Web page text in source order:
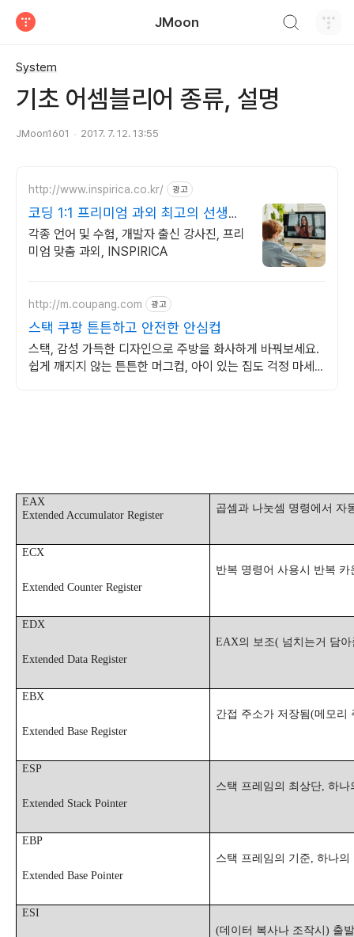
JMoon
System
기초 어셈블리어 종류, 설명
JMoon1601 2017. 7. 12. 13:55
http://www.inspirica.co.kr/ 광고
코딩 1:1 프리미엄 과외 최고의 선생님
들과 함께
각종 언어 및 수험, 개발자 출신 강사진, 프리
미엄 맞춤 과외, INSPIRICA
http://m.coupang.com 광고
스택 쿠팡 튼튼하고 안전한 안심컵
스택, 감성 가득한 디자인으로 주방을 화사하게 바꿔보세요.
쉽게 깨지지 않는 튼튼한 머그컵, 아이 있는 집도 걱정 마세
EAX
Extended Accumulator Register
곱셈과 나눗셈 명령에서 자
ECX
Extended Counter Register
반복 명령어 사용시 반복
EDX
Extended Data Register
EAX의 보조( 넘치는거 담아
EBX
Extended Base Register
간접 주소가 저장됨(메모리
ESP
Extended Stack Pointer
스택 프레임의 최상단, 하나
EBP
Extended Base Pointer
스택 프레임의 기준, 하나의
ESI
(데이터 복사나 조작시 ) 출